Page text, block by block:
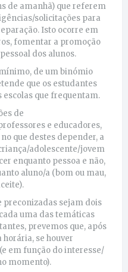
de amanhã) que referem
solicitações para
Isto ocorre em
fomentar a promoção
dos alunos.
de um binómio
que os estudantes
que frequentam.
de
e educadores,
que destes depender, a
adolescente/jovem
enquanto pessoa e não,
aluno/a (bom ou mau,
preconizadas sejam dois
uma das temáticas
prevemos que, após
horária, se houver
em função do interesse/
momento).